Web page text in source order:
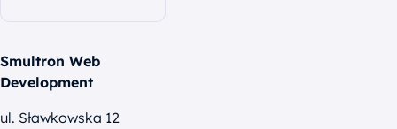
Smultron Web
Development
ul. Sławkowska 12